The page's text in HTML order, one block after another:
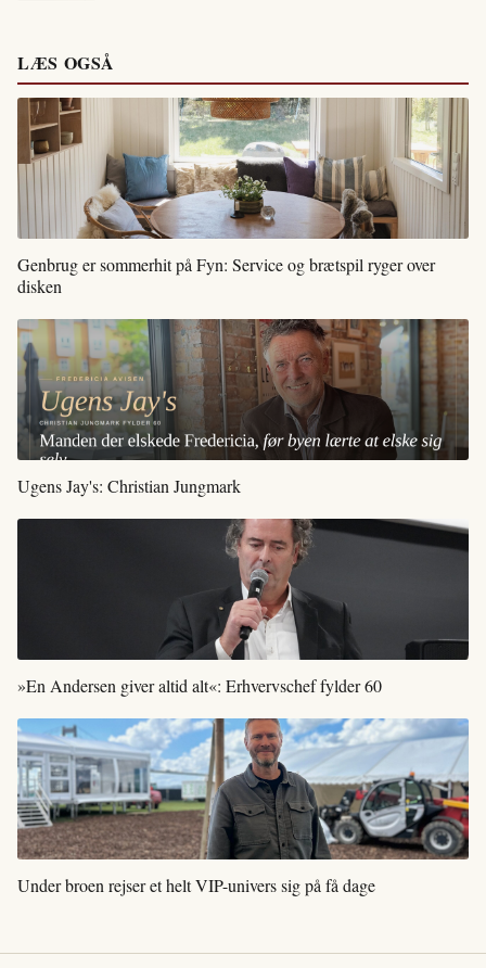
LÆS OGSÅ
Genbrug er sommerhit på Fyn: Service og brætspil ryger over
disken
Ugens Jay's: Christian Jungmark
»En Andersen giver altid alt«: Erhvervschef fylder 60
Under broen rejser et helt VIP-univers sig på få dage